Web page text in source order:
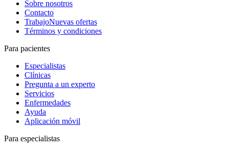
Sobre nosotros
Contacto
TrabajoNuevas ofertas
Términos y condiciones
Para pacientes
Especialistas
Clínicas
Pregunta a un experto
Servicios
Enfermedades
Ayuda
Aplicación móvil
Para especialistas